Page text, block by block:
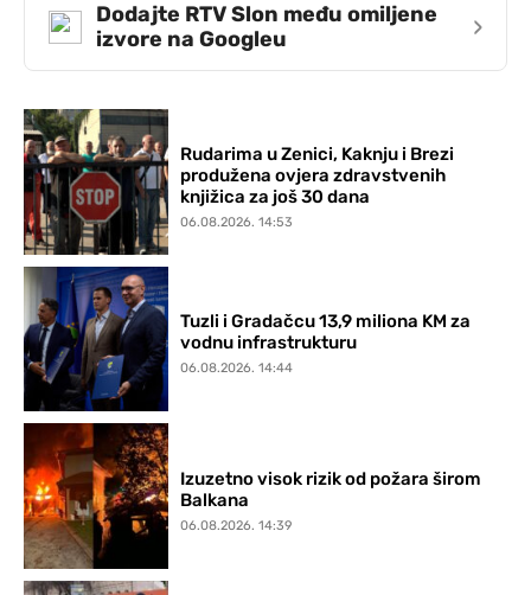
Dodajte RTV Slon među omiljene
izvore na Googleu
›
Rudarima u Zenici, Kaknju i Brezi
produžena ovjera zdravstvenih
knjižica za još 30 dana
06.08.2026. 14:53
Tuzli i Gradačcu 13,9 miliona KM za
vodnu infrastrukturu
06.08.2026. 14:44
Izuzetno visok rizik od požara širom
Balkana
06.08.2026. 14:39